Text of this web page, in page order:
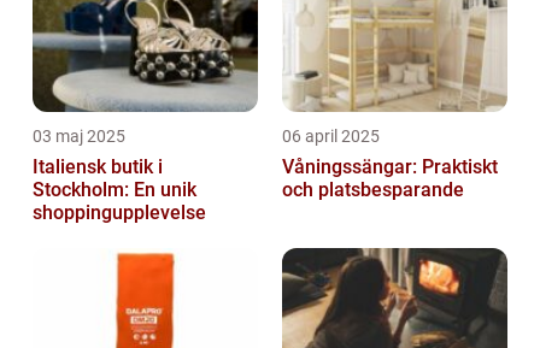
03 maj 2025
Italiensk butik i
Stockholm: En unik
shoppingupplevelse
06 april 2025
Våningssängar: Praktiskt
och platsbesparande